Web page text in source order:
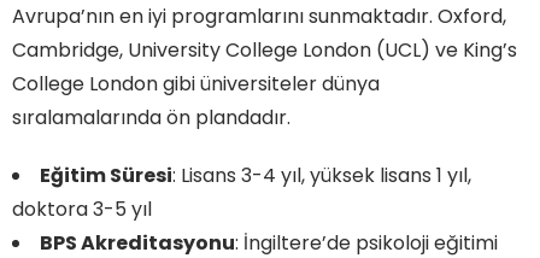
Avrupa’nın en iyi programlarını sunmaktadır. Oxford,
Cambridge, University College London (UCL) ve King’s
College London gibi üniversiteler dünya
sıralamalarında ön plandadır.
Eğitim Süresi: Lisans 3-4 yıl, yüksek lisans 1 yıl,
doktora 3-5 yıl
BPS Akreditasyonu: İngiltere’de psikoloji eğitimi